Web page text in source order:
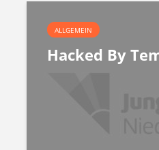
ALLGEMEIN
Hacked By